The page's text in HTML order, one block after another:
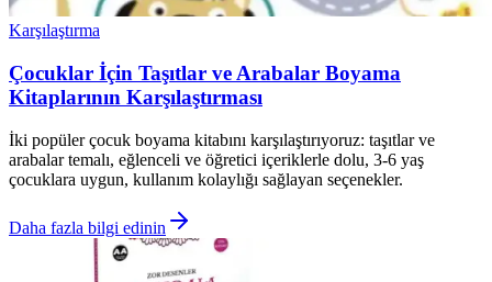
Karşılaştırma
Çocuklar İçin Taşıtlar ve Arabalar Boyama
Kitaplarının Karşılaştırması
İki popüler çocuk boyama kitabını karşılaştırıyoruz: taşıtlar ve
arabalar temalı, eğlenceli ve öğretici içeriklerle dolu, 3-6 yaş
çocuklara uygun, kullanım kolaylığı sağlayan seçenekler.
Daha fazla bilgi edinin